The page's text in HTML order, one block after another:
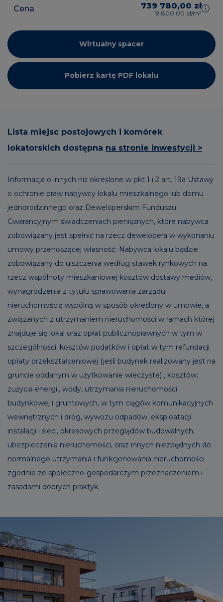
Cena 739 780,00 zł
18 800,00 zł/m²
Wirtualny spacer
Pobierz kartę PDF lokalu
Lista miejsc postojowych i komórek
lokatorskich dostępna na stronie inwestycji >
Informacja o innych niż określone w pkt 1 i 2 art. 19a Ustawy
o ochronie praw nabywcy lokalu mieszkalnego lub domu
jednorodzinnego oraz Deweloperskim Funduszu
Gwarancyjnym świadczeniach pieniężnych, które nabywca
zobowiązany jest spełnić na rzecz dewelopera w wykonaniu
umowy przenoszącej własność: Nabywca lokalu będzie
zobowiązany do uiszczenia według stawek rynkowych na
rzecz wspólnoty mieszkaniowej kosztów dostawy mediów,
wynagrodzenia z tytułu sprawowania zarządu
nieruchomością wspólną w sposób określony w umowie, a
związanych z utrzymaniem nieruchomości w ramach której
znajduje się lokal oraz opłat publicznoprawnych w tym w
szczególności: kosztów podatków i opłat w tym refundacji
opłaty przekształceniowej (jeśli budynek realizowany jest na
gruncie oddanym w użytkowanie wieczyste) , kosztów:
zużycia energii, wody, utrzymania nieruchomości
budynkowej i gruntowych, w tym ciągów komunikacyjnych
wewnętrznych i dróg, wywozu odpadów, eksploatacji
instalacji i sieci, okresowych przeglądów budowalnych,
ubezpieczenia nieruchomości, oraz innych niezbędnych do
normalnego utrzymania i funkcjonowania nieruchomości
zgodnie ze społeczno-gospodarczym przeznaczeniem i
zasadami dobrych praktyk.